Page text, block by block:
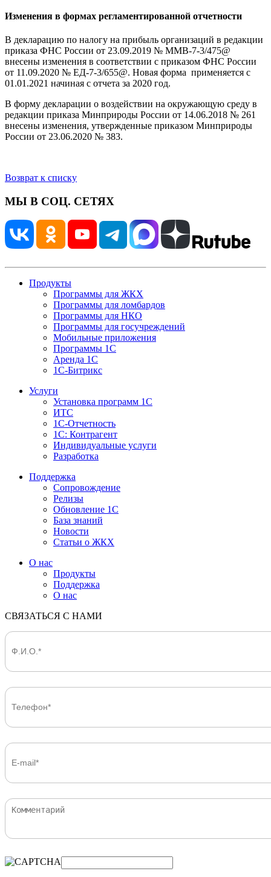
Изменения в формах регламентированной отчетности
В декларацию по налогу на прибыль организаций в редакции
приказа ФНС России от 23.09.2019 № ММВ-7-3/475@
внесены изменения в соответствии с приказом ФНС России
от 11.09.2020 № ЕД-7-3/655@. Новая форма применяется с
01.01.2021 начиная с отчета за 2020 год.
В форму декларации о воздействии на окружающую среду в
редакции приказа Минприроды России от 14.06.2018 № 261
внесены изменения, утвержденные приказом Минприроды
России от 23.06.2020 № 383.
Возврат к списку
МЫ В СОЦ. СЕТЯХ
Продукты
Программы для ЖКХ
Программы для ломбардов
Программы для НКО
Программы для госучреждений
Мобильные приложения
Программы 1С
Аренда 1С
1С-Битрикс
Услуги
Установка программ 1С
ИТС
1С-Отчетность
1С: Контрагент
Индивидуальные услуги
Разработка
Поддержка
Сопровождение
Релизы
Обновление 1С
База знаний
Новости
Статьи о ЖКХ
О нас
Продукты
Поддержка
О нас
СВЯЗАТЬСЯ С НАМИ